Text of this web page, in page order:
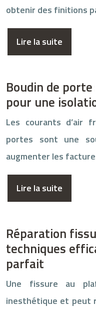
obtenir des finitions
Lire la suite
Boudin de
pour une
Les courants d’air
portes sont une
augmenter les
Lire la suite
Réparation
techniques
parfait
Une fissure au
inesthétique et peut